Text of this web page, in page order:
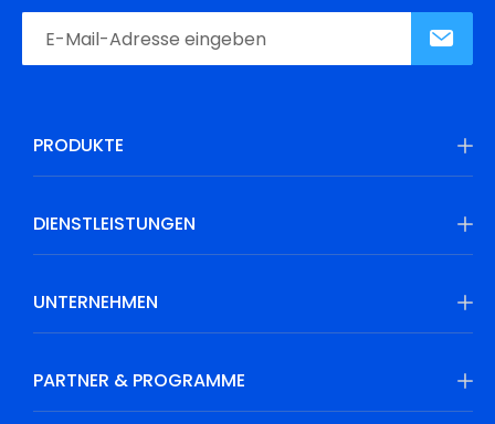
PRODUKTE
DIENSTLEISTUNGEN
UNTERNEHMEN
PARTNER & PROGRAMME